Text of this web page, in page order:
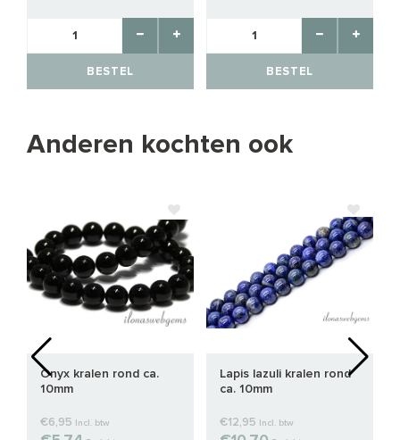
BESTEL BESTEL
Anderen kochten ook
Onyx kralen rond ca.
10mm
€6,95 Incl. btw
Lapis lazuli kralen rond
ca. 10mm
€12,95 Incl. btw